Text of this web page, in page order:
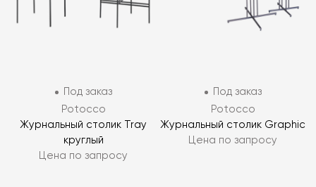
Под заказ
Potocco
Журнальный столик Tray
круглый
Цена по запросу
Под заказ
Potocco
Журнальный столик Graphic
Цена по запросу